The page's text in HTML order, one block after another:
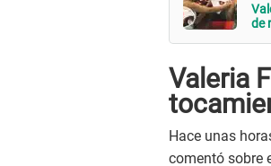
de
Valeria
Hace unas
comentó sobre